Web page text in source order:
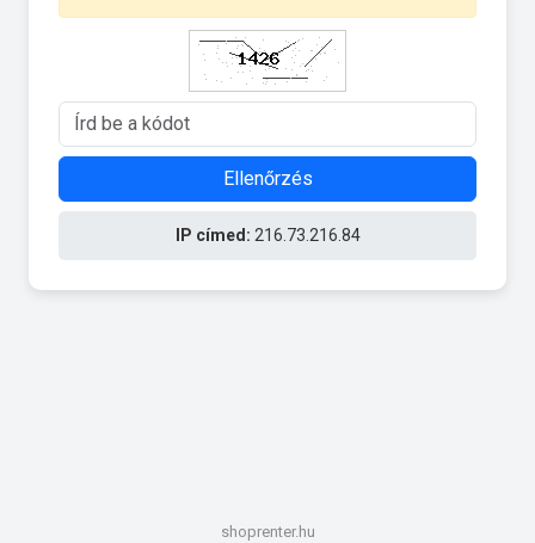
Ellenőrzés
IP címed: 216.73.216.84
shoprenter.hu